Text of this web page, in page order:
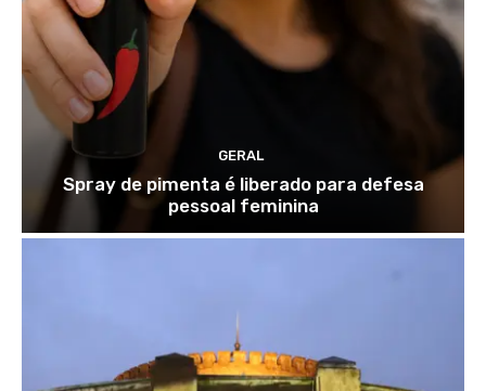
GERAL
Spray de pimenta é liberado para defesa
pessoal feminina